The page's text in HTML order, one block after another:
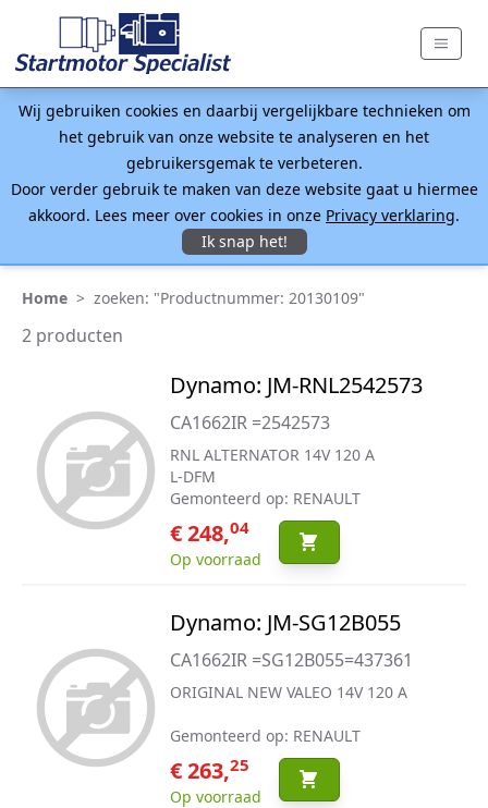
Wij gebruiken cookies en daarbij vergelijkbare technieken om
het gebruik van onze website te analyseren en het
gebruikersgemak te verbeteren.
Door verder gebruik te maken van deze website gaat u hiermee
akkoord. Lees meer over cookies in onze Privacy verklaring.
Ik snap het!
Home > zoeken: "Productnummer: 20130109"
2 producten
Dynamo: JM-RNL2542573
CA1662IR =2542573
RNL ALTERNATOR 14V 120 A
L-DFM
Gemonteerd op: RENAULT
€ 248,04
Op voorraad
Dynamo: JM-SG12B055
CA1662IR =SG12B055=437361
ORIGINAL NEW VALEO 14V 120 A
Gemonteerd op: RENAULT
€ 263,25
Op voorraad